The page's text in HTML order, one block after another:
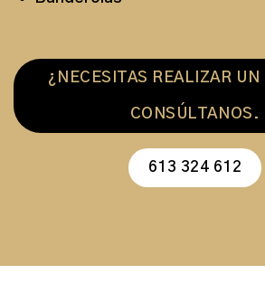
¿NECESITAS REALIZAR UN
CONSÚLTANOS.
613 324 612